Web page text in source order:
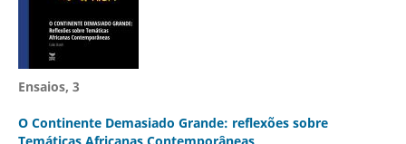
Ensaios, 3
O Continente Demasiado Grande: reflexões sobre